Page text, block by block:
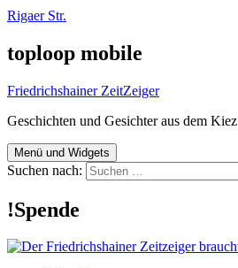
Rigaer Str.
toploop mobile
Friedrichshainer ZeitZeiger
Geschichten und Gesichter aus dem Kiez
Menü und Widgets
Suchen nach:
!Spende